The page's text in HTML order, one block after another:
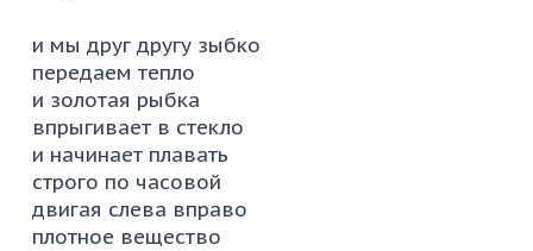
и мы друг другу зыбко
передаем тепло
и золотая рыбка
впрыгивает в стекло
и начинает плавать
строго по часовой
двигая слева вправо
плотное вещество